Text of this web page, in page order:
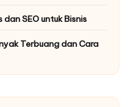
SEO untuk Bisnis
Terbuang dan Cara